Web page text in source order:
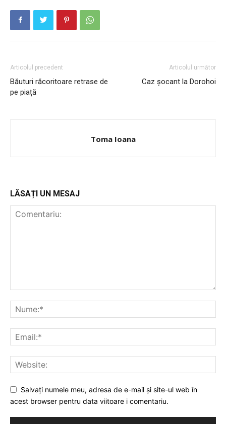
Utile
Publică gratuit anunțul tău!
Contact
Emisiuni
Prelucrarea datelor cu caracter personal
Articolul precedent
Băuturi răcoritoare retrase de
pe piață
Articolul următor
Caz șocant la Dorohoi
Toma Ioana
LĂSAȚI UN MESAJ
Salvați numele meu, adresa de e-mail și site-ul web în
acest browser pentru data viitoare i comentariu.